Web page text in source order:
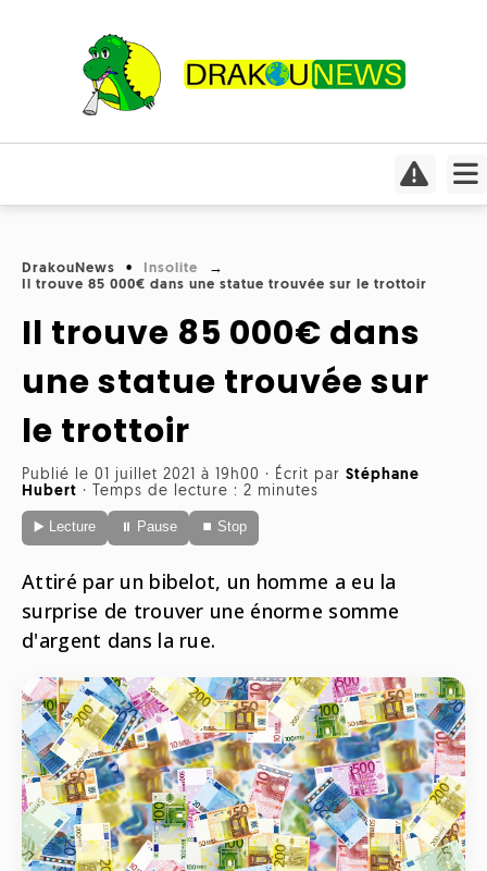
Actualités
Covid-
Météo
ONG
Politique
Française
Régions
Santé
Sciences
Culture
Cinéma
Jeux
Livres
Mangas
Musique
People
Streaming
Théâtre
Focus
Insolite
Interviews
Médias
Planète
Biodiversité
Sports
DrakouNews
Insolite
Il trouve 85 000€ dans une statue trouvée sur le trottoir
Il trouve 85 000€ dans
une statue trouvée sur
le trottoir
Publié le 01 juillet 2021 à 19h00 · Écrit par Stéphane
Hubert · Temps de lecture : 2 minutes
▶️ Lecture ⏸ Pause ⏹ Stop
Attiré par un bibelot, un homme a eu la
surprise de trouver une énorme somme
d'argent dans la rue.